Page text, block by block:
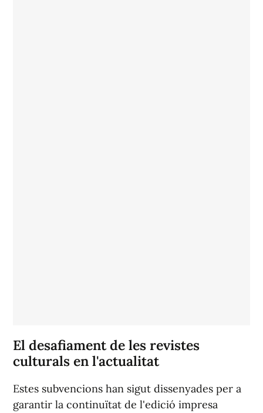
El desafiament de les revistes
culturals en l'actualitat
Estes subvencions han sigut dissenyades per a
garantir la continuïtat de l'edició impresa